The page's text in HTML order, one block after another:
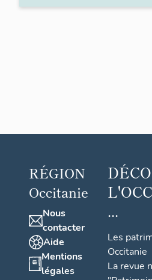
RÉGION
Occitanie
Nous
contacter
Aide
Mentions
légales
...
Les
Occitanie
La revue